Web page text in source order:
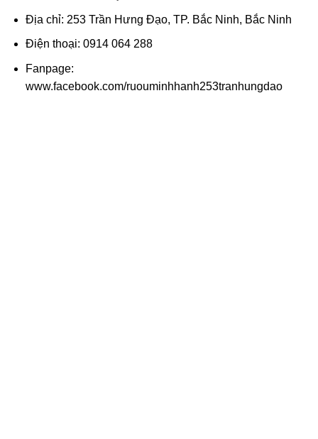
Địa chỉ: 253 Trần Hưng Đạo, TP. Bắc Ninh, Bắc Ninh
Điện thoại: 0914 064 288
Fanpage:
www.facebook.com/ruouminhhanh253tranhungdao